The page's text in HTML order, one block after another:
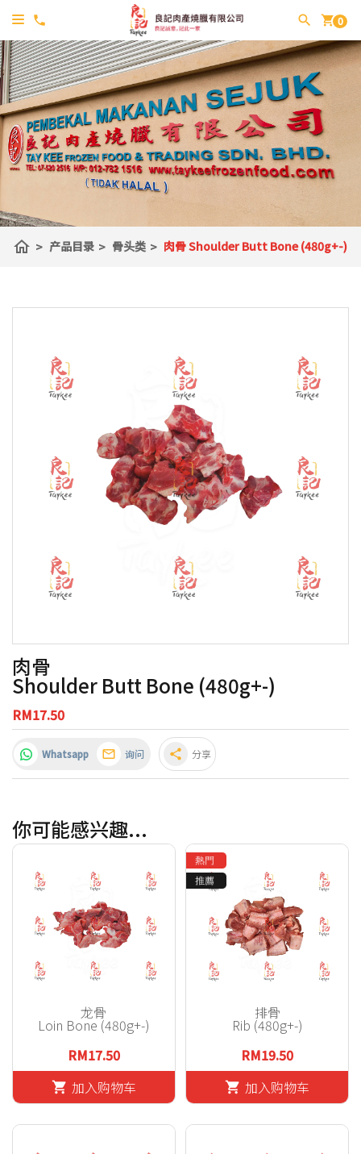
shopping_cart0
home > 产品目录 > 骨头类 > 肉骨 Shoulder Butt Bone (480g+-)
肉骨
Shoulder Butt Bone (480g+-)
RM17.50
Whatsapp 询问 share 分享
你可能感兴趣...
龙骨
Loin Bone (480g+-)
RM17.50
shopping_cart 加入购物车
排骨
Rib (480g+-)
RM19.50
shopping_cart 加入购物车